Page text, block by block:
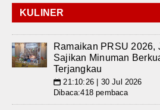
KULINER
Ramaikan PRSU 2026,
Sajikan Minuman
Terjangkau
📅 21:10:26 | 30 Jul 2026
Dibaca:418 pembaca